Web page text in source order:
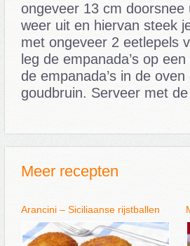
ongeveer 13 cm
weer uit en hiervan steek
met ongeveer 2 eetlepels
leg de empanada’s op
de empanada’s in de
goudbruin. Serveer met
Meer recepten
Arancini – Siciliaanse rijstballen